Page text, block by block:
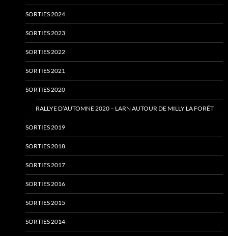
SORTIES 2024
SORTIES 2023
SORTIES 2022
SORTIES 2021
SORTIES 2020
RALLYE D’AUTOMNE 2020 – LARN AUTOUR DE MILLY LA FORÊT
SORTIES 2019
SORTIES 2018
SORTIES 2017
SORTIES 2016
SORTIES 2015
SORTIES 2014